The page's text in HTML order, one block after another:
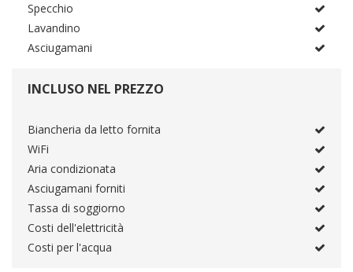
Specchio
Lavandino
Asciugamani
INCLUSO NEL PREZZO
Biancheria da letto fornita
WiFi
Aria condizionata
Asciugamani forniti
Tassa di soggiorno
Costi dell'elettricità
Costi per l'acqua